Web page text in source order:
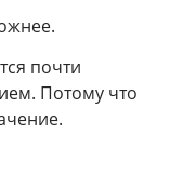
почти
Потому что